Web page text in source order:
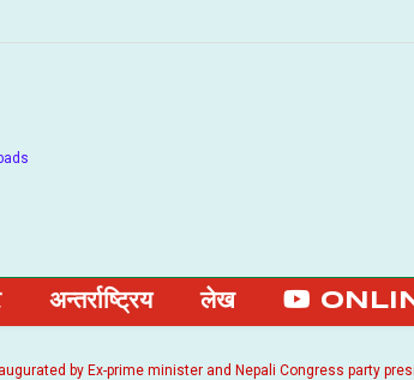
अन्तर्राष्ट्रिय लेख
by Ex-prime minister and Nepali Congress party